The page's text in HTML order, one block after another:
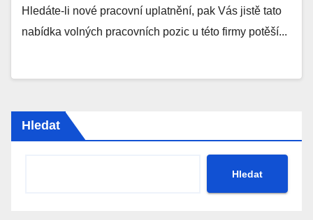
Hledáte-li nové pracovní uplatnění, pak Vás jistě tato
nabídka volných pracovních pozic u této firmy potěší...
Hledat
Hledat